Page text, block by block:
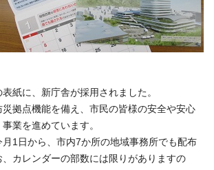
紙に、新庁舎が採用されました。
拠点機能を備え、市民の皆様の安全や安心
業を進めています。
1日から、市内7か所の地域事務所でも配布
、カレンダーの部数には限りがありますの